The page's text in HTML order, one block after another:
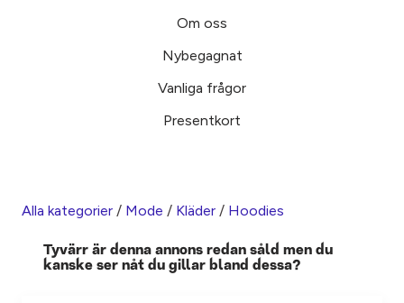
Om oss
Nybegagnat
Vanliga frågor
Presentkort
Alla kategorier / Mode / Kläder / Hoodies
Tyvärr är denna annons redan såld men du
kanske ser nåt du gillar bland dessa?